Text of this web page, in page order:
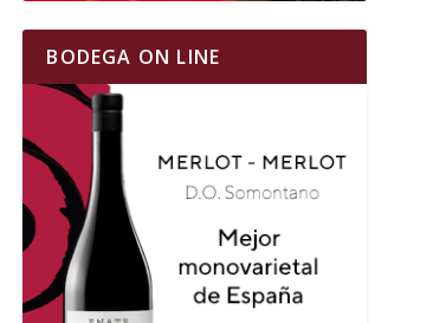
BODEGA ON LINE